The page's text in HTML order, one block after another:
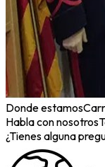
Donde estamos
Habla con nosotros
¿Tienes alguna